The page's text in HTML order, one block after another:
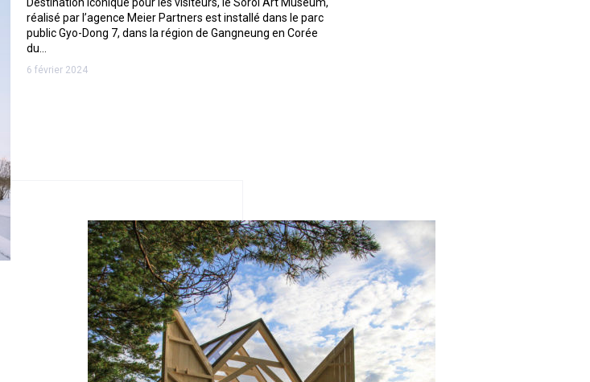
réalisé par l’agence Meier Partners est installé dans le parc
public Gyo-Dong 7, dans la région de Gangneung en Corée
du…
6 février 2024